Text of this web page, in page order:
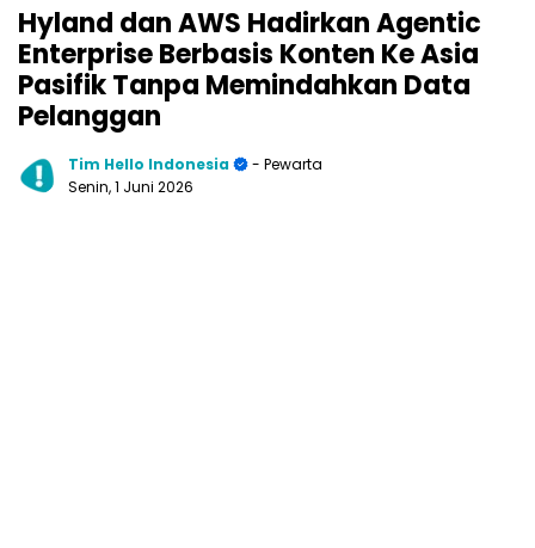
Hyland dan AWS Hadirkan Agentic
Enterprise Berbasis Konten Ke Asia
Pasifik Tanpa Memindahkan Data
Pelanggan
Tim Hello Indonesia
- Pewarta
Senin, 1 Juni 2026